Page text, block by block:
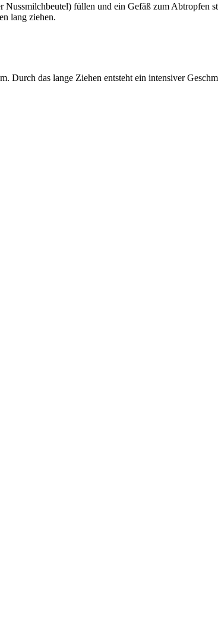
füllen und ein Gefäß zum Abtropfen
lang ziehen.
Durch das lange Ziehen entsteht ein intensiver